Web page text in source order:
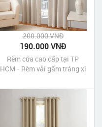
200.000 VNĐ
190.000 VNĐ
Rèm cửa cao cấp tại TP
HCM - Rèm vải gấm tráng xi